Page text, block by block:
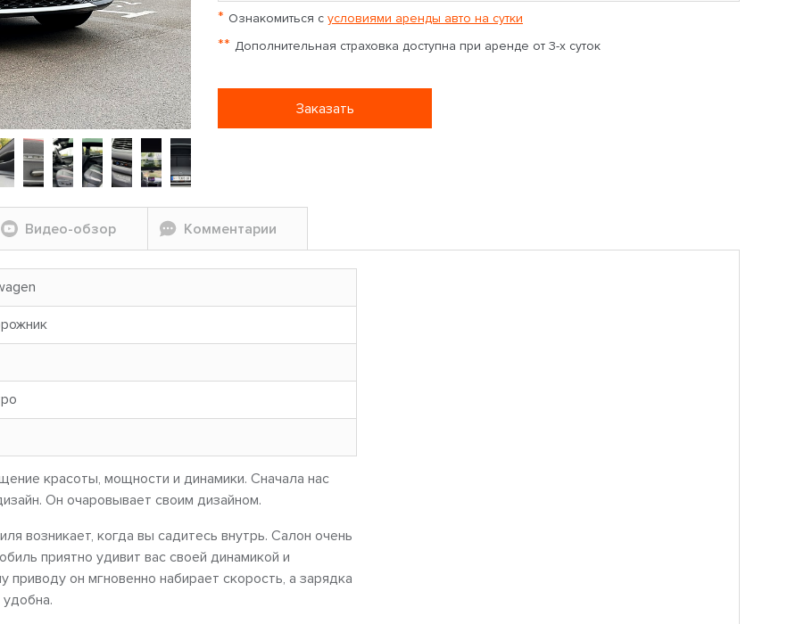
* Ознакомиться с условиями аренды авто на сутки
** Дополнительная страховка доступна при аренде от 3-х суток
Заказать
Видео-обзор Комментарии
красоты, мощности и динамики. Сначала нас
Он очаровывает своим дизайном.
возникает, когда вы садитесь внутрь. Салон очень
приятно удивит вас своей динамикой и
приводу он мгновенно набирает скорость, а зарядка